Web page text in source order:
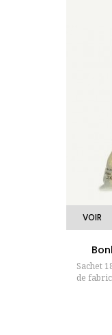
VOIR
Sachet
de